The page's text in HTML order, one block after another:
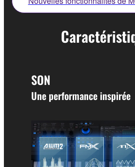
SON
Une performance inspirée